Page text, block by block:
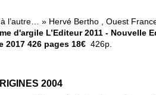
l’autre… » Hervé Bertho , Ouest
d'argile L’Editeur 2011 - Nouvelle
2017 426 pages 18€ 426p.
2004